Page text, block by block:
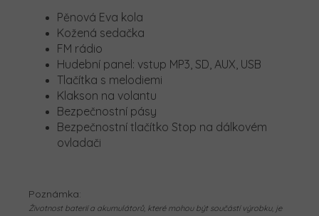
Pěnová Eva kola
Kožená sedačka
FM rádio
Hudební panel: vstup MP3, SD, AUX, USB
Tlačítka s melodiemi
Klakson na volantu
Bezpečnostní pásy
Bezpečnostní tlačítko Stop na dálkovém
ovladači
Poznámka:
Životnost baterií a akumulátorů, které mohou být součástí výrobku, je